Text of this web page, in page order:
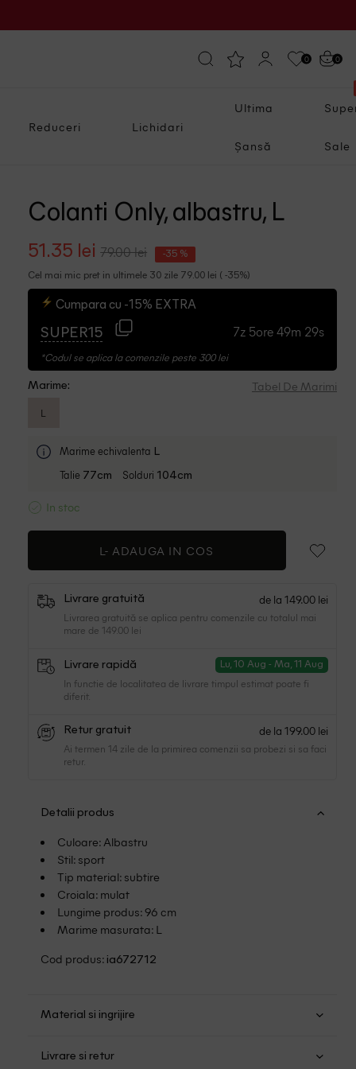
0 0
Reduceri Lichidari
Ultima
Șansă Sale
Colanti Only, albastru, L
51.35 lei 79.00 lei -35 %
Cel mai mic pret in ultimele 30 zile 79.00 lei ( -35%)
Cumpara cu -15% EXTRA
SUPER15 7z 5ore 49m 29s
*Codul se aplica la comenzile peste 300 lei
Marime: Tabel De Marimi
L
Marime echivalenta L
Talie 77cm Solduri 104cm
In stoc
L-ADAUGA IN COS
Livrare gratuită de la 149.00 lei
Livrarea gratuită se aplica pentru comenzile cu totalul mai
mare de 149.00 lei
Livrare rapidă Lu, 10 Aug - Ma, 11 Aug
In functie de localitatea de livrare timpul estimat poate fi
diferit.
Retur gratuit de la 199.00 lei
Ai termen 14 zile de la primirea comenzii sa probezi si sa faci
retur.
Detalii produs
Culoare: Albastru
Stil: sport
Tip material: subtire
Croiala: mulat
Lungime produs: 96 cm
Marime masurata: L
Cod produs: ia672712
Material si ingrijire
Livrare si retur